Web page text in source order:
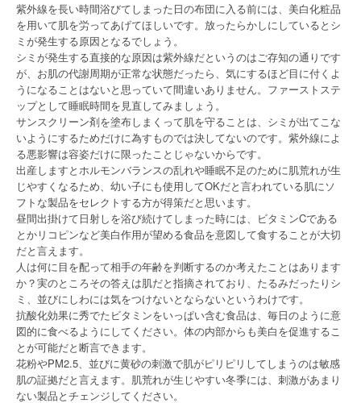
紫外線を長い時間浴びてしまった日の布団に入る前には、美白化粧品
を用いて肌を労ってあげてほしいです。放ったらかしにしているとシ
ミが発生する原因となるでしょう。
シミが発生する直接的な原因は紫外線だというのはご存知の通りです
が、お肌の代謝周期が正常な状態だったら、気にするほど目に付くよ
うになることはないと思っていて間違いありません。ファーストステ
ップとして睡眠時間を見直してみましょう。
サンスクリーン剤を塗布しまくって肌を守ることは、シミが出てこな
いようにするためだけに為すものでは決してないのです。紫外線によ
る悪影響は容姿だけに限ったことじゃないからです。
出産しますとホルモンバランスの乱れや睡眠不足のために肌荒れが生
じやすくなるため、幼い子にも使用してOKだと言われている肌にソ
フトな製品をセレクトする方が得策だと思います。
昼間出掛けて日射しを浴び続けてしまった時には、ビタミンCである
とかリコピンなど美白作用が望める食品を意図して食することが大切
だと言えます。
人は何に目を配って相手の年齢を判断するのか考えたことはあります
か？実のところその答えは肌だと指摘されており、たるみだったりシ
ミ、並びにしわには気をつけないとならないというわけです。
抗酸化効果に秀でたビタミンをいっぱい含む食品は、毎日のように意
図的に食べるようにしてください。体の内部からも美白を促進するこ
とが可能だと断言できます。
花粉やPM2.5、並びに黄砂の刺激で肌がピリピリしてしまうのは敏感
肌の証拠だと言えます。肌荒れが生じやすい冬季には、刺激があまり
ない製品とチェンジしてください。